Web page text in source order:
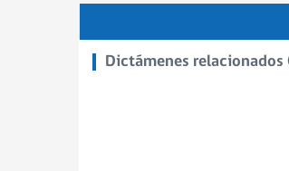
Dictámenes relacionados